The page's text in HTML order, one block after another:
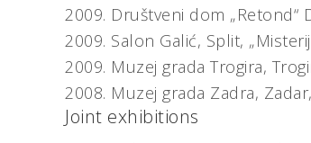
2009. Društveni dom „Retond“
2009. Salon Galić, Split,
2009. Muzej grada Trogira,
2008. Muzej grada Zadra, Zadar,
Joint exhibitions